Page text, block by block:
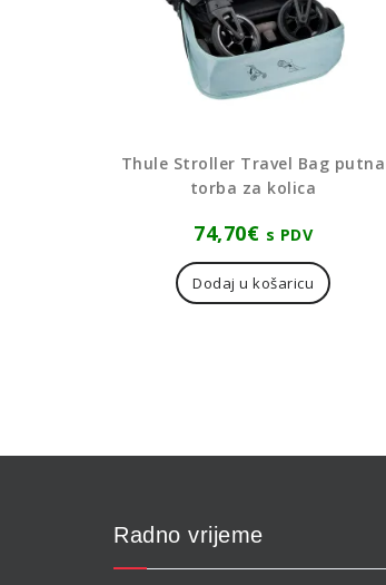
Thule Stroller Travel Bag putna
torba za kolica
74,70€ s PDV
Dodaj u košaricu
Radno vrijeme